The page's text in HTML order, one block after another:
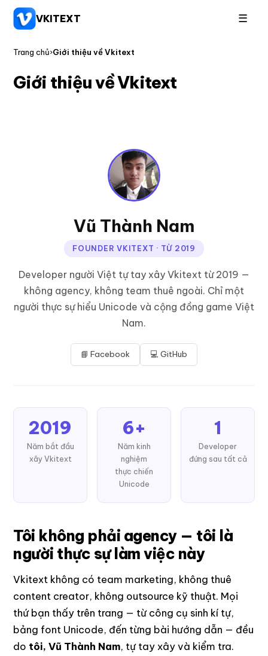
VKITEXT ☰
Trang chủ›Giới thiệu về Vkitext
Giới thiệu về Vkitext
Vũ Thành Nam
FOUNDER VKITEXT · TỪ 2019
Developer người Việt tự tay xây Vkitext từ 2019 —
không agency, không team thuê ngoài. Chỉ một
người thực sự hiểu Unicode và cộng đồng game Việt
Nam.
📘 Facebook 💻 GitHub
2019
Năm bắt đầu
xây Vkitext
6+
Năm kinh
nghiệm
thực chiến
Unicode
1
Developer
đứng sau tất cả
Tôi không phải agency — tôi là
người thực sự làm việc này
Vkitext không có team marketing, không thuê
content creator, không outsource kỹ thuật. Mọi
thứ bạn thấy trên trang — từ công cụ sinh kí tự,
bảng font Unicode, đến từng bài hướng dẫn — đều
do tôi, Vũ Thành Nam, tự tay xây và kiểm tra.